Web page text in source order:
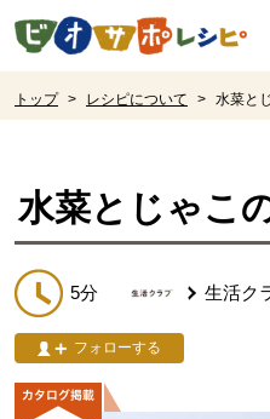
ページの先頭です。
トップ > レシピについて > 水菜と
水菜とじゃこ
5分 生活ク
フォローする